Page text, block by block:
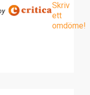
Skriv
ett
omdöme!